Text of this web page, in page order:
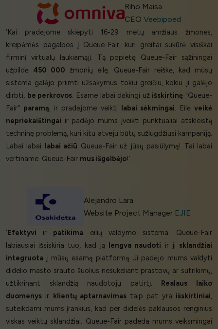
Riho Maisa
CEO Veebipoed
‘Kai pradėjome skiepyti 16-29 metų amžiaus žmones,
kreipėmės pagalbos į Queue-Fair, kuri greitai sukūrė visiškai
firminį virtualų laukiamąjį. Tą popietę Queue-Fair sąžiningai
užpildė 450 000 žmonių eilę. Queue-Fair reiškė, kad mūsų
sistema galėjo priimti užsakymus tokiu greičiu, kokiu ji galėjo
dirbti, be perkrovos. Esame labai dėkingi už išskirtinę "Queue-
Fair" paramą, ir pradėjome veikti labai sėkmingai. Eilė veikė
nepriekaištingai ir padėjo mums įveikti punktualiai atskleistą
techninę problemą, kuri kitu atveju būtų sužlugdžiusi kampaniją.
Labai labai
labai ačiū Queue-Fair už jūsų pasiūlymą! Tai labai
vertiname. Queue-Fair mus išgelbėjo!’
Alejandro Lara
Website Project Manager EJIE
‘ Efektyvi ir patikima eilių valdymo sistema. Queue-Fair
labiausiai išsiskiria tuo, kad ją
lengva naudoti ir ji sklandžiai
integruota į mūsų esamą platformą. Ji padėjo mums valdyti
didelio masto srauto šuolius nesukeliant prastovų ar sutrikimų,
užtikrinant sklandžią naudotojų patirtį.
Realaus laiko
duomenys ir klientų aptarnavimastaip pat yra išskirtiniai,
suteikdami mums įrankius, kad per didelės paklausos renginius
viskas veiktų sklandžiai. Queue-Fair padeda mums veiksmingai